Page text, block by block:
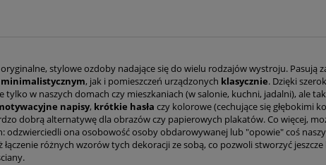
stylowe ozdoby nadające się do wielu rodzajów wystroju.
, jak i pomieszczeń urządzonych klasycznie. Dzięki
tylko w naszych domach czy mieszkaniach (w salonie, kuchni, jadalni), ale
napisy, krótkie hasła czy kolorowe (cechujące się głębokimi
dobrą alternatywę dla obrazów czy papierowych plakatów. Co więcej,
odzwierciedli ona osobowość osoby obdarowywanej lub "opowie" coś
łączenie różnych wzorów tych dekoracji ze sobą, co pozwoli stworzyć